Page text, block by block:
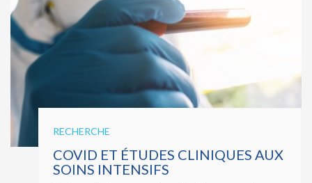
RECHERCHE
COVID ET ÉTUDES CLINIQUES AUX
SOINS INTENSIFS